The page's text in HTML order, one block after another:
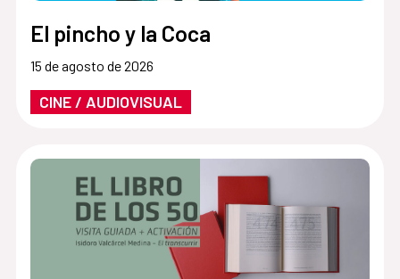
El pincho y la Coca
15 de agosto de 2026
CINE / AUDIOVISUAL